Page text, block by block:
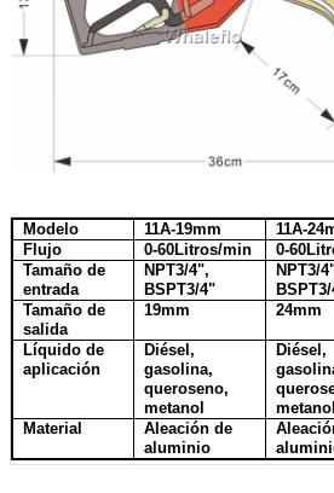
Modelo 11A-19mm 11A-
Flujo
0-60Litros/min 0-
Tamaño de
entrada
NPT3/4",
BSPT3/4"
NPT3/
Tamaño de
salida
19mm 24mm
Líquido de
aplicación
Diésel,
gasolina,
queroseno,
metanol
Diésel,
metanol
Material
Aleación de
aluminio